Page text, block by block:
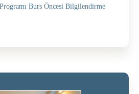
Burs Öncesi Bilgilendirme